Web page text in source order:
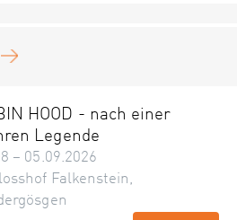
HOOD - nach einer
Legende
– 05.09.2026
Falkenstein,